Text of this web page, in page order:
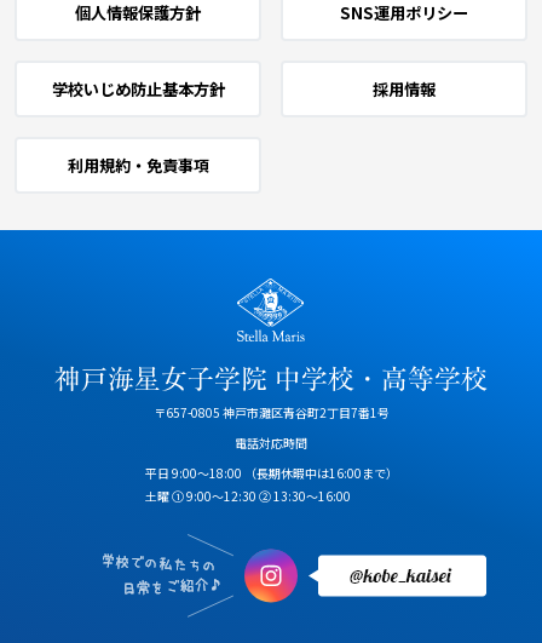
個人情報保護方針 SNS運用ポリシー
学校いじめ防止基本方針 採用情報
利用規約・免責事項
〒657-0805 神戸市灘区青谷町2丁目7番1号
電話対応時間
平日 9:00～18:00
（長期休暇中は16:00まで）
土曜 ① 9:00～12:30 ② 13:30～16:00